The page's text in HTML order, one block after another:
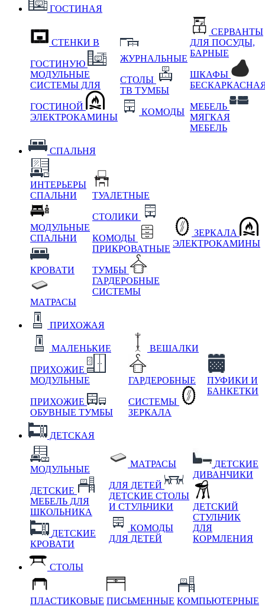
ГОСТИНАЯ
СТЕНКИ В
ГОСТИНУЮ
МОДУЛЬНЫЕ
СИСТЕМЫ ДЛЯ
ГОСТИНОЙ
ЭЛЕКТРОКАМИНЫ
ЖУРНАЛЬНЫЕ
СТОЛЫ
ТВ ТУМБЫ
КОМОДЫ
СЕРВАНТЫ
ДЛЯ ПОСУДЫ,
БАРНЫЕ
ШКАФЫ
МЕБЕЛЬ
МЯГКАЯ
МЕБЕЛЬ
СПАЛЬНЯ
ИНТЕРЬЕРЫ
СПАЛЬНИ
МОДУЛЬНЫЕ
СПАЛЬНИ
КРОВАТИ
МАТРАСЫ
ТУАЛЕТНЫЕ
СТОЛИКИ
КОМОДЫ
ПРИКРОВАТНЫЕ
ТУМБЫ
ГАРДЕРОБНЫЕ
СИСТЕМЫ
ЗЕРКАЛА
ЭЛЕКТРОКАМИНЫ
ПРИХОЖАЯ
МАЛЕНЬКИЕ
ПРИХОЖИЕ
МОДУЛЬНЫЕ
ПРИХОЖИЕ
ОБУВНЫЕ ТУМБЫ
ВЕШАЛКИ
ГАРДЕРОБНЫЕ
СИСТЕМЫ
ЗЕРКАЛА
ПУФИКИ И
БАНКЕТКИ
ДЕТСКАЯ
МОДУЛЬНЫЕ
ДЕТСКИЕ
МЕБЕЛЬ ДЛЯ
ШКОЛЬНИКА
ДЕТСКИЕ
КРОВАТИ
МАТРАСЫ
ДЛЯ ДЕТЕЙ
ДЕТСКИЕ СТОЛЫ
И СТУЛЬЧИКИ
КОМОДЫ
ДЛЯ ДЕТЕЙ
ДЕТСКИЕ
ДИВАНЧИКИ
ДЕТСКИЙ
СТУЛЬЧИК
ДЛЯ
КОРМЛЕНИЯ
СТОЛЫ
ПЛАСТИКОВЫЕ ПИСЬМЕННЫЕ КОМПЬЮТЕРНЫЕ